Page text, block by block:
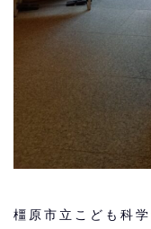
橿原市立こども科